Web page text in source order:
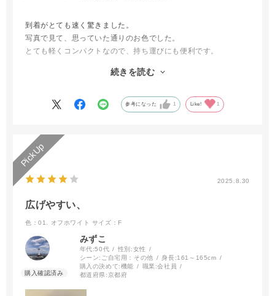
到着がとても速く驚きました。
写真で見て、思っていた通りのお色でした。
とても軽くコンパクトなので、持ち運びにも便利です。
ができ、とても満足です。また機会があれば利用したいと思いま
続きを読む
参考になった 1 Like! 1
2025.8.30
広げやすい、
色：01. オフホワイト サイズ：F
みずこ
年代:50代 性別:女性
シーン: ご自宅用：その他 身長:161～165cm
購入の決めて:機能 職業:会社員
都道府県:京都府